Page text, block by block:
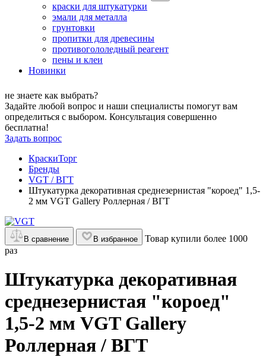
краски для штукатурки
эмали для металла
грунтовки
пропитки для древесины
противогололедный реагент
пены и клеи
Новинки
не знаете как выбрать?
Задайте любой вопрос и наши специалисты помогут вам
определиться с выбором. Консультация совершенно
бесплатна!
Задать вопрос
КраскиТорг
Бренды
VGT / ВГТ
Штукатурка декоративная среднезернистая "короед" 1,5-
2 мм VGT Gallery Роллерная / ВГТ
В сравнение В избранное
Товар купили более 1000
раз
Штукатурка декоративная
среднезернистая "короед"
1,5-2 мм VGT Gallery
Роллерная / ВГТ